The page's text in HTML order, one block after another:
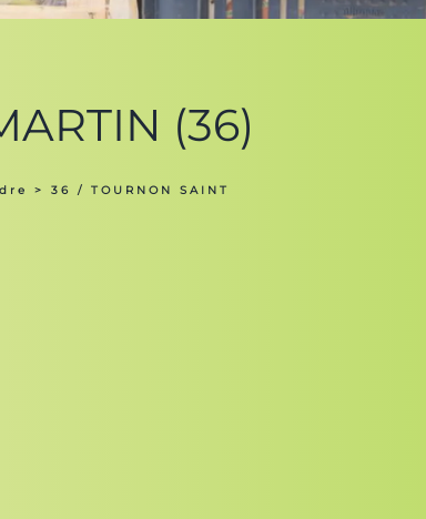
(36)
> 36 / TOURNON SAINT